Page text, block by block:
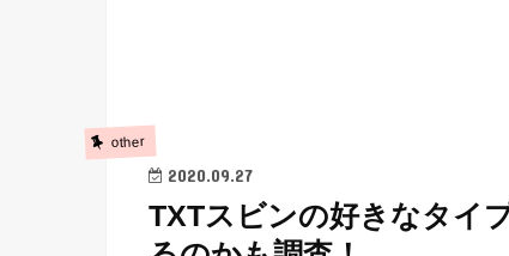
other
2020.09.27
TXTスビンの好きなタイ